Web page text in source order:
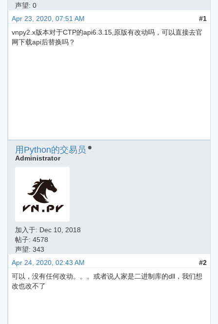
声望: 0
Apr 23, 2020, 07:51 AM
#1
vnpy2.x版本对于CTP的api6.3.15,原版有改动吗，可以直接去官
网下载api后替换吗？
用Python的交易员
Administrator
加入于: Dec 10, 2018
帖子: 4578
声望: 343
Apr 24, 2020, 02:43 AM
#2
可以，没有任何改动。。。或者说人家是二进制库的dll，我们想
改也改不了